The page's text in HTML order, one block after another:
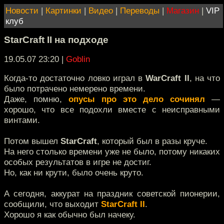
Новости | Картинки | Видео | Переводы | Магазин | VIP
клуб
StarCraft II на подходе
19.05.07 23:20 | Goblin
Когда-то достаточно ловко играл вWarCraft II, на что
было потрачено немерено времени.
Даже, помню, опусы про это дело сочинял —
хорошо, что все подохли вместе с неисправными
винтами.
Потом вышел StarCraft, который был в разы круче.
На него столько времени уже не было, потому никаких
особых результатов в игре не достиг.
Но, как ни крути, было очень круто.
А сегодня, аккурат на праздник советской пионерии,
сообщили, что выходит StarCraft II.
Хорошо я как обычно был начеку.